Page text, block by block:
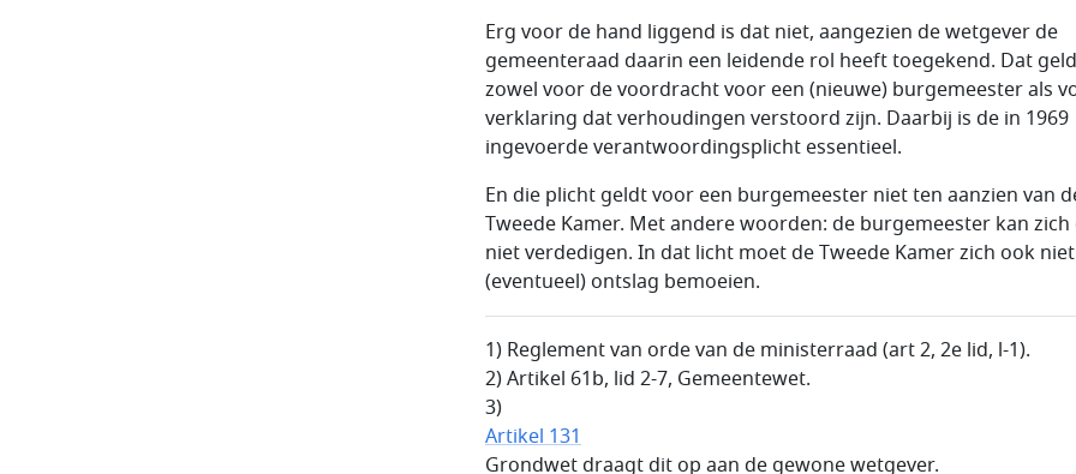
Erg voor de hand liggend is dat niet, aangezien de wetgever de
gemeenteraad daarin een leidende rol heeft toegekend. Dat
zowel voor de voordracht voor een (nieuwe) burgemeester als
verklaring dat verhoudingen verstoord zijn. Daarbij is de in 1969
ingevoerde verantwoordingsplicht essentieel.
En die plicht geldt voor een burgemeester niet ten aanzien van
Tweede Kamer. Met andere woorden: de burgemeester kan zich
niet verdedigen. In dat licht moet de Tweede Kamer zich ook
(eventueel) ontslag bemoeien.
1) Reglement van orde van de ministerraad (art 2, 2e lid, l-1).
2) Artikel 61b, lid 2-7, Gemeentewet.
3)
Artikel 131
Grondwet draagt dit op aan de gewone wetgever.